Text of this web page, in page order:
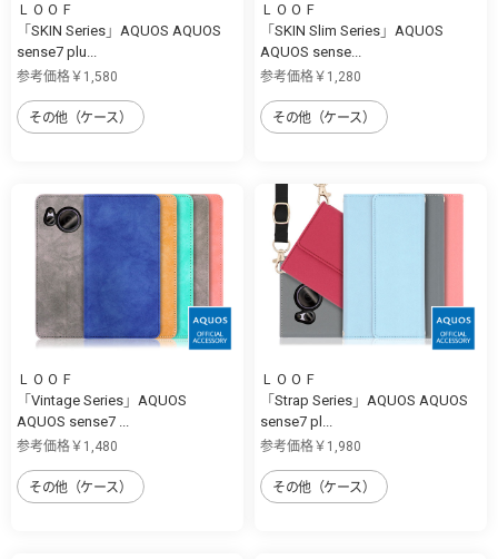
ＬＯＯＦ
「SKIN Series」AQUOS AQUOS
sense7 plu...
参考価格￥1,580
その他（ケース）
ＬＯＯＦ
「SKIN Slim Series」AQUOS
AQUOS sense...
参考価格￥1,280
その他（ケース）
ＬＯＯＦ
「Vintage Series」AQUOS
AQUOS sense7 ...
参考価格￥1,480
その他（ケース）
ＬＯＯＦ
「Strap Series」AQUOS AQUOS
sense7 pl...
参考価格￥1,980
その他（ケース）